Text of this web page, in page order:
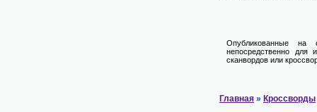
Опубликованные на
непосредственно для
сканвордов или
Главная » Кроссворды